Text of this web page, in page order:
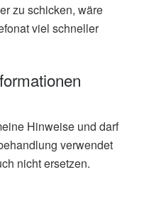
zu schicken, wäre
viel schneller
Hinweise und darf
verwendet
nicht ersetzen.